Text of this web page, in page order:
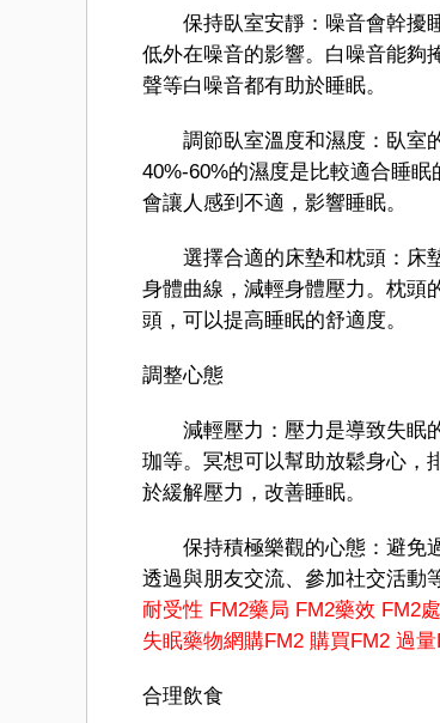
保持臥室安靜：噪音會幹擾睡
低外在噪音的影響。白噪音能夠
聲等白噪音都有助於睡眠。
調節臥室溫度和濕度：臥室的
40%-60%的濕度是比較適合睡
會讓人感到不適，影響睡眠。
選擇合適的床墊和枕頭：床墊
身體曲線，減輕身體壓力。枕頭
頭，可以提高睡眠的舒適度。
調整心態
減輕壓力：壓力是導致失眠的
珈等。冥想可以幫助放鬆身心，
於緩解壓力，改善睡眠。
保持積極樂觀的心態：避免過
透過與朋友交流、參加社交活動
耐受性 FM2藥局 FM2藥效 FM2
失眠藥物網購FM2 購買FM2 過
合理飲食